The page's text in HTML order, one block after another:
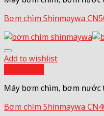
Bơm chìm Shinmaywa
Add to wishlist
Máy bơm chìm, bơm nước
Bơm chìm Shinmaywa